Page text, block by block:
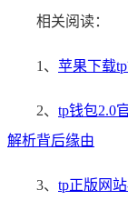
相关阅读：
1、 苹果下载
2、 tp钱包2.0
解析背后缘由
3、 tp正版网